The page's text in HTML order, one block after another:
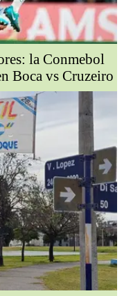
la Conmebol
Boca vs Cruzeiro